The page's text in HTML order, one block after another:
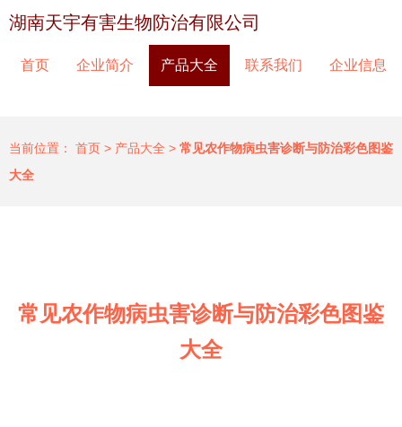
湖南天宇有害生物防治有限公司
首页 企业简介 产品大全 联系我们 企业信息
当前位置： 首页 > 产品大全 > 常见农作物病虫害诊断与防治彩色图鉴
大全
常见农作物病虫害诊断与防治彩色图鉴
大全